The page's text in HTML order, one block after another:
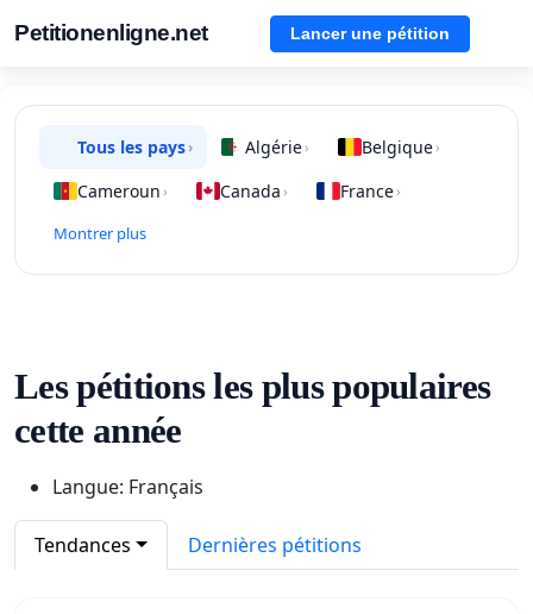
Petitionenligne.net Lancer une pétition
Tous les pays› Algérie› Belgique›
Cameroun › Canada › France›
Montrer plus
Les pétitions les plus populaires
cette année
Langue: Français
Tendances Dernières pétitions